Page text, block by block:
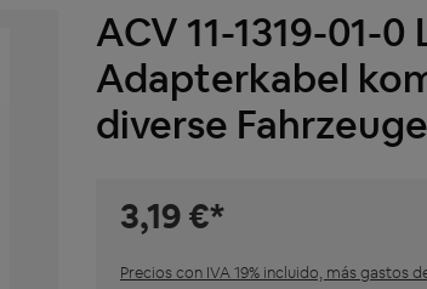
ACV 11-1319-01-
Adapterkabel
diverse
3,19 €*
Precios con IVA 19% incluido, más gastos